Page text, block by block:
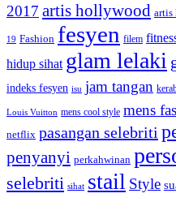
2017 artis hollywood artis
19 Fashion fesyen filem
hidup sihat glam lelaki
indeks fesyen isu jam tangan
Louis Vuitton mens cool style mens
netflix pasangan selebriti
penyanyi perkahwinan
selebriti sihat stail Style